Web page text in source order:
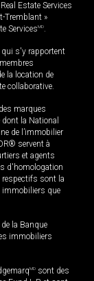
Estate Services
Tremblant »
ServicesMD.
qui s'y rapportent
la location de
collaborative.
marques
la National
de l’immobilier
servent à
et agents
d'homologation
sont la
immobiliers que
la Banque
immobiliers
MD sont des